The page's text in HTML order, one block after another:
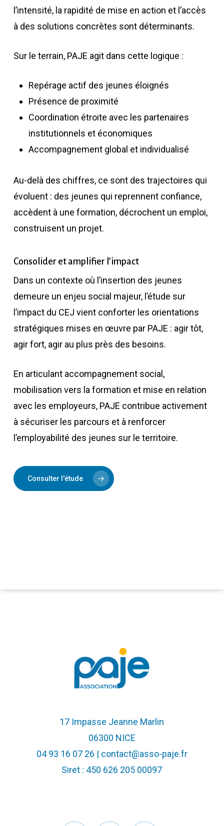
l’intensité, la rapidité de mise en action et l’accès
à des solutions concrètes sont déterminants.
Sur le terrain, PAJE agit dans cette logique :
Repérage actif des jeunes éloignés
Présence de proximité
Coordination étroite avec les partenaires
institutionnels et économiques
Accompagnement global et individualisé
Au-delà des chiffres, ce sont des trajectoires qui
évoluent : des jeunes qui reprennent confiance,
accèdent à une formation, décrochent un emploi,
construisent un projet.
Consolider et amplifier l’impact
Dans un contexte où l’insertion des jeunes
demeure un enjeu social majeur, l’étude sur
l’impact du CEJ vient conforter les orientations
stratégiques mises en œuvre par PAJE : agir tôt,
agir fort, agir au plus près des besoins.
En articulant accompagnement social,
mobilisation vers la formation et mise en relation
avec les employeurs, PAJE contribue activement
à sécuriser les parcours et à renforcer
l’employabilité des jeunes sur le territoire.
Consulter l'étude
17 Impasse Jeanne Marlin
06300 NICE
04 93 16 07 26 | contact@asso-paje.fr
Siret : 450 626 205 00097